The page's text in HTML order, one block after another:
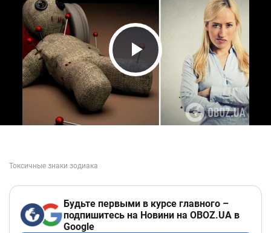
Play Video
Будьте первыми в курсе главного –
подпишитесь на Новини на OBOZ.UA в
Google